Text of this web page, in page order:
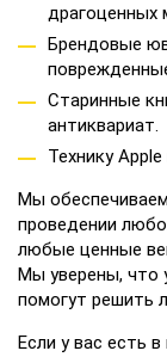
драгоценных
Брендовые
Старинные
антиквариат.
Технику
Мы
проведении
любые ценные
Мы уверены, что
помогут решить
Если у вас есть